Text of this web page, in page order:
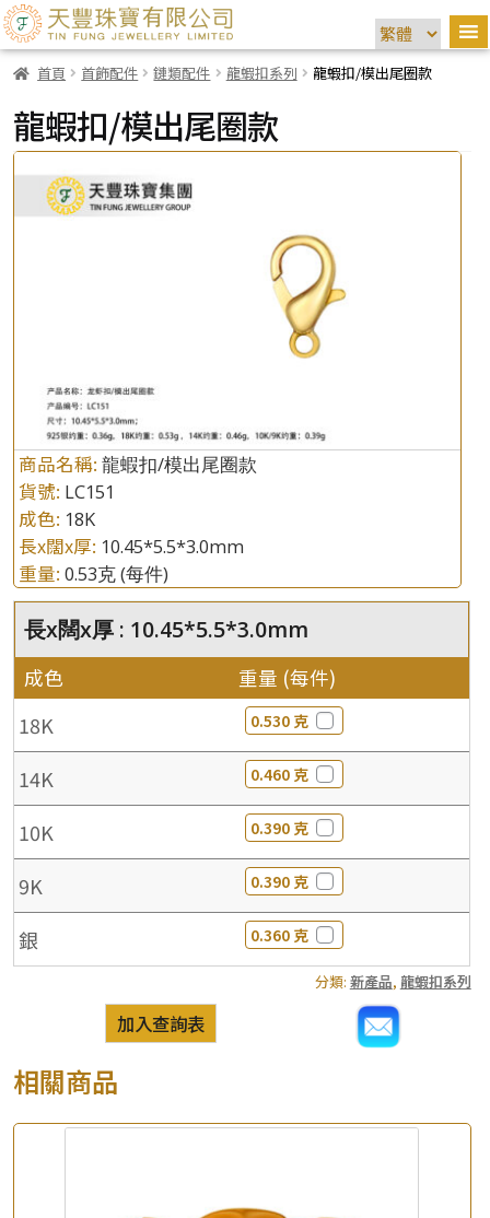
首頁 首飾配件 鏈類配件 龍蝦扣系列 龍蝦扣/模出尾圈款
龍蝦扣/模出尾圈款
商品名稱: 龍蝦扣/模出尾圈款
貨號: LC151
成色: 18K
長x闊x厚: 10.45*5.5*3.0mm
重量: 0.53克(每件)
長x闊x厚 : 10.45*5.5*3.0mm
成色 重量 (每件)
18K 0.530 克
14K 0.460 克
10K 0.390 克
9K 0.390 克
銀 0.360 克
分類: 新產品, 龍蝦扣系列
加入查詢表
相關商品